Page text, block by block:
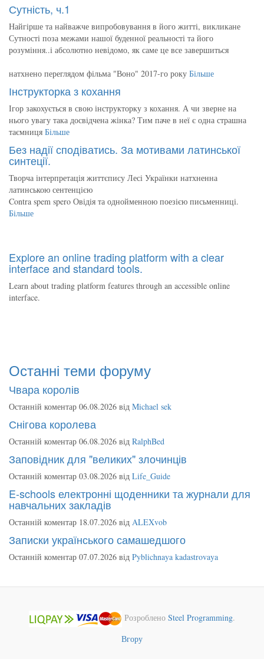
Сутність, ч.1
Найгірше та найважче випробовування в його житті, викликане
Сутності поза межами нашої буденної реальності та його
розуміння..і абсолютно невідомо, як саме це все завершиться
натхнено переглядом фільма "Воно" 2017-го року Більше
Інструкторка з кохання
Ігор закохується в свою інструкторку з кохання. А чи зверне на
нього увагу така досвідчена жінка? Тим паче в неї є одна страшна
таємниця Більше
Без надії сподіватись. За мотивами латинської
синтеції.
Творча інтерпретація життєпису Лесі Українки натхненна
латинською сентенцією
Contra spem spero Овідія та однойменною поезією письменниці.
Більше
Explore an online trading platform with a clear
interface and standard tools.
Learn about trading platform features through an accessible online
interface.
Останні теми форуму
Чвара королів
Останній коментар 06.08.2026 від Michael sek
Снігова королева
Останній коментар 06.08.2026 від RalphBed
Заповідник для "великих" злочинців
Останній коментар 03.08.2026 від Life_Guide
E-schools електронні щоденники та журнали для
навчальних закладів
Останній коментар 18.07.2026 від ALEXvob
Записки українського самашедшого
Останній коментар 07.07.2026 від Pyblichnaya kadastrovaya
Розроблено Steel Programming.
Вгору